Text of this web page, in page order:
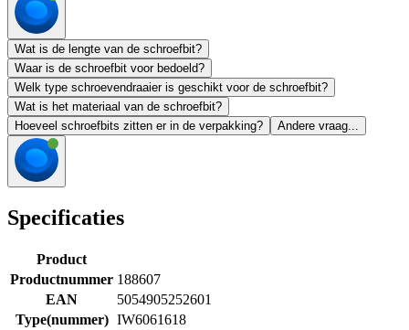
Wat is de lengte van de schroefbit?
Waar is de schroefbit voor bedoeld?
Welk type schroevendraaier is geschikt voor de schroefbit?
Wat is het materiaal van de schroefbit?
Hoeveel schroefbits zitten er in de verpakking?
Andere vraag...
Specificaties
Product
Productnummer 188607
EAN
5054905252601
Type(nummer) IW6061618